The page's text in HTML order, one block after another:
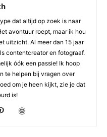
dat altijd op zoek is naar
avontuur roept, maar ik hou
uitzicht. Al meer dan 15 jaar
contentcreator en fotograaf.
óók een passie! Ik hoop
te helpen bij vragen over
om je heen kijkt, zie je dat
is!